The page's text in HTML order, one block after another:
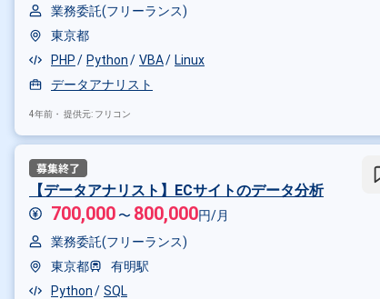
業務委託(フリーランス)
東京都
PHP
Python VBA
Linux
データアナリスト
4年前・ 提供元: フリコン
【データアナリスト】ECサイトのデータ分析
700,000 〜 800,000円/月
業務委託(フリーランス)
東京都
有明駅
Python
SQL